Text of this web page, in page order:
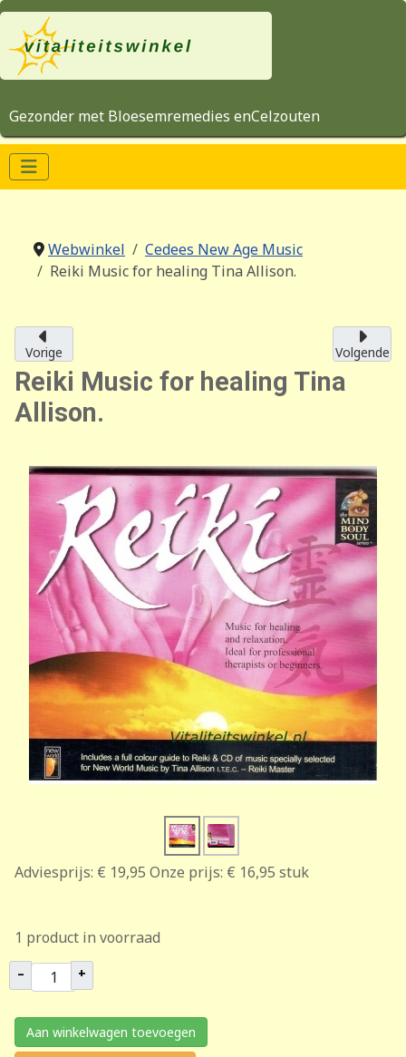
Gezonder met Bloesemremedies enCelzouten
Webwinkel
Cedees New Age Music
Reiki Music for healing Tina Allison.
Vorige Volgende
Reiki Music for healing Tina
Allison.
Adviesprijs: € 19,95 Onze prijs: € 16,95 stuk
1 product in voorraad
– +
Aan winkelwagen toevoegen